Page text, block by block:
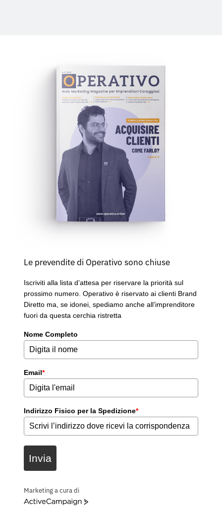
Le prevendite di Operativo sono chiuse
Iscriviti alla lista d’attesa per riservare la priorità sul
prossimo numero. Operativo è riservato ai clienti Brand
Diretto ma, se idonei, spediamo anche all’imprenditore
fuori da questa cerchia ristretta
Nome Completo
Email*
Indirizzo Fisico per la Spedizione*
Invia
Marketing a cura di
ActiveCampaign